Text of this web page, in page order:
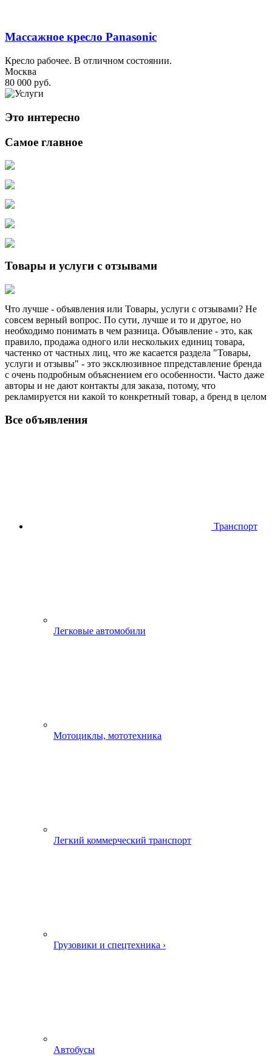
Массажное кресло Panasonic
Кресло рабочее. В отличном состоянии.
Москва
80 000 руб.
Это интересно
Самое главное
Товары и услуги с отзывами
Что лучше - объявления или Товары, услуги с отзывами? Не
совсем верный вопрос. По сути, лучше и то и другое, но
необходимо понимать в чем разница. Объявление - это, как
правило, продажа одного или нескольких единиц товара,
частенко от частных лиц, что же касается раздела "Товары,
услуги и отзывы" - это эксклюзивное ппредставление бренда
с очень подробным объяснением его особенности. Часто даже
авторы и не дают контакты для заказа, потому, что
рекламируется ни какой то конкретный товар, а бренд в целом
Все объявления
Транспорт
Легковые автомобили
Мотоциклы, мототехника
Легкий коммерческий транспорт
Грузовики и спецтехника ›
Автобусы